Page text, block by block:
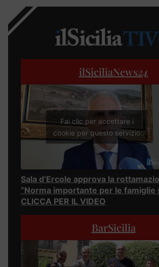
ilSiciliaNews24
Fai clic per accettare i
cookie per questo servizio
Sala d’Ercole approva la
“Norma importante per le famiglie
CLICCA PER IL VIDEO
BarSicilia